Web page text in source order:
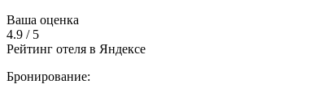
Ваша оценка
4.9 / 5
Рейтинг отеля в Яндексе
Бронирование: